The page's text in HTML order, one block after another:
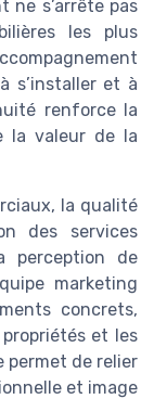
ne s’arrête pas
les plus
s’installer et à
renforce la
la valeur de la
la qualité
des services
perception de
marketing
concrets,
et les
permet de relier
et image